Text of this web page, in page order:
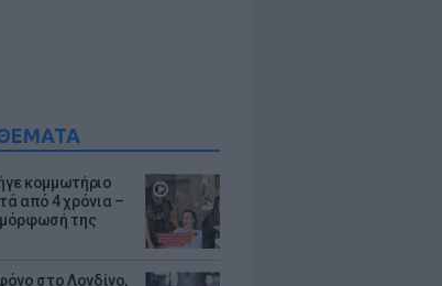
ΘΕΜΑΤΑ
κομμωτήριο
από 4 χρόνια –
της
στο Λονδίνο,